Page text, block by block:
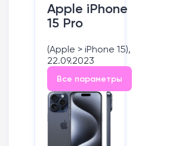
Apple iPhone
15 Pro
(Apple > iPhone 15),
22.09.2023
Все параметры